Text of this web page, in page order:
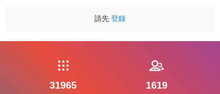
請先 登錄
31965 1619